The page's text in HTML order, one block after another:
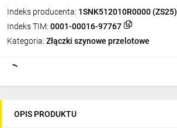
Indeks producenta: 1SNK512010R0000 (ZS25)
Indeks TIM: 0001-00016-97767
Kategoria: Złączki szynowe przelotowe
OPIS PRODUKTU